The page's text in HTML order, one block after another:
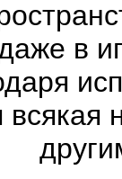
в
всякая